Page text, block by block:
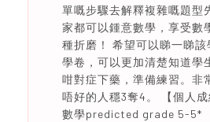
單嘅步驟去解釋複雜嘅題型
家都可以鍾意數學，享受數
種折磨！ 希望可以睇一睇
學卷，可以更加清楚知道學
咁對症下藥，準備練習。非
唔好的人穩3奪4。 【個人
數學predicted grade 5-5*